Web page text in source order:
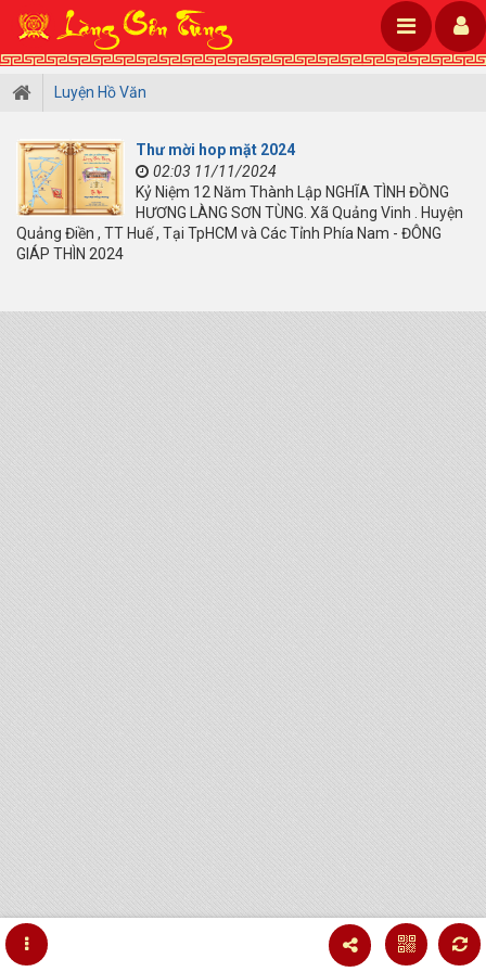
Luyện Hồ Văn
Thư mời hop mặt 2024
02:03 11/11/2024
Kỷ Niệm 12 Năm Thành Lập NGHĨA TÌNH ĐỒNG
HƯƠNG LÀNG SƠN TÙNG. Xã Quảng Vinh . Huyện
Quảng Điền , TT Huế , Tại TpHCM và Các Tỉnh Phía Nam - ĐÔNG
GIÁP THÌN 2024